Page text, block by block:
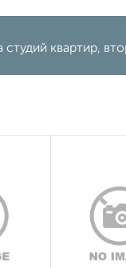
студий квартир,